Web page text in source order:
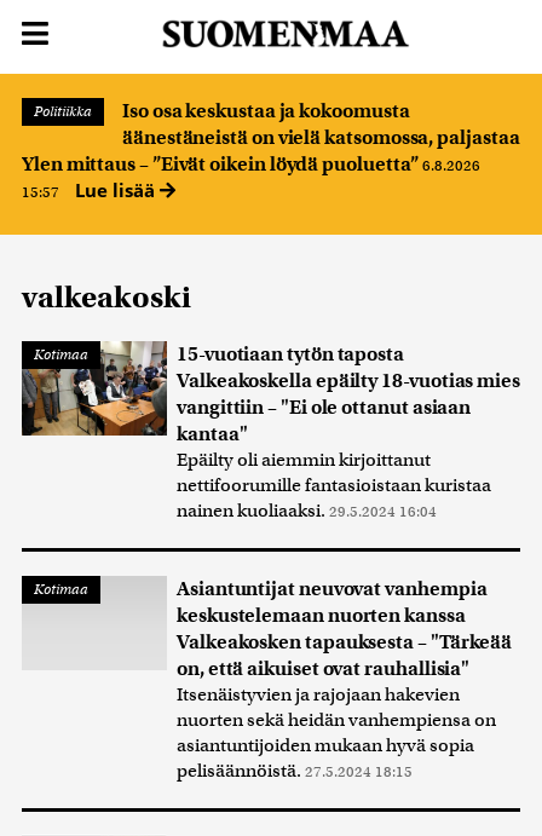
Politiikka
Iso osa keskustaa ja kokoomusta
äänestäneistä on vielä katsomossa, paljastaa
Ylen mittaus – ”Eivät oikein löydä puoluetta” 6.8.2026
15:57
Lue lisää
valkeakoski
Kotimaa
15-vuotiaan tytön taposta
Valkeakoskella epäilty 18-vuotias mies
vangittiin – "Ei ole ottanut asiaan
kantaa"
Epäilty oli aiemmin kirjoittanut
nettifoorumille fantasioistaan kuristaa
nainen kuoliaaksi. 29.5.2024 16:04
Kotimaa
Asiantuntijat neuvovat vanhempia
keskustelemaan nuorten kanssa
Valkeakosken tapauksesta – "Tärkeää
on, että aikuiset ovat rauhallisia"
Itsenäistyvien ja rajojaan hakevien
nuorten sekä heidän vanhempiensa on
asiantuntijoiden mukaan hyvä sopia
pelisäännöistä. 27.5.2024 18:15